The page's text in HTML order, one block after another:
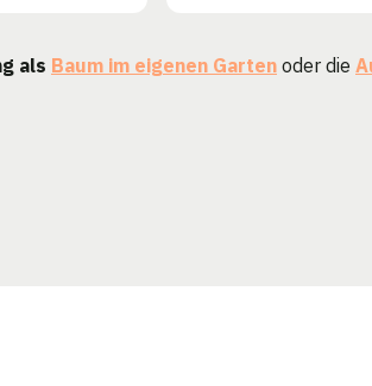
als Baum im eigenen Garten oder die